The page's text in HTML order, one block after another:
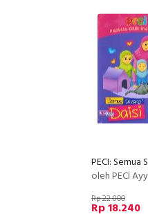
oleh PECI Ayyash,
Rp 22.800
Rp 18.240